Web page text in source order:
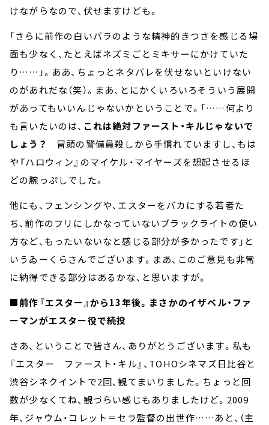
けながらなので、伏せますけども。
「さらに前作の白いバラのような精神的きつさを感じる場
面も少なく、たとえばネズミごとミキサーにかけていた
り……」。ああ、ちょっとネタバレを伏せないといけない
のがあれだな（笑）。まあ、とにかくいろいろそういう展開
があってもいいんじゃないかということで。「……何より
も言いたいのは、 これは絶対ファースト・キルじゃないで
しょう？ 冒頭の警備員殺しから手慣れていますし、もは
や『ハロウィン』のマイケル・マイヤーズを想起させるほ
どの腕っぷしでした。
他にも、フェンシングや、エスターをバカにする若者た
ち、前作のフリにしかなっていないブラックライトの使い
方など、もったいないなと感じる部分が多かったです」と
いうゐーくらさんでございます。まあ、このご意見も非常
に納得できる部分はあるかな、と思いますが。
■前作『エスター』から13年後。まさかのイザベル・ファ
ーマンがエスター役で続投
さあ、ということで皆さん、ありがとうございます。私も
『エスター ファースト・キル』、TOHOシネマズ日比谷と
渋谷シネクイントで2回、観てまいりました。ちょっと回
数が少なくてね、観づらい感じもありましたけど。2009
年、ジャウム・コレット＝セラ監督の出世作……あと、（主